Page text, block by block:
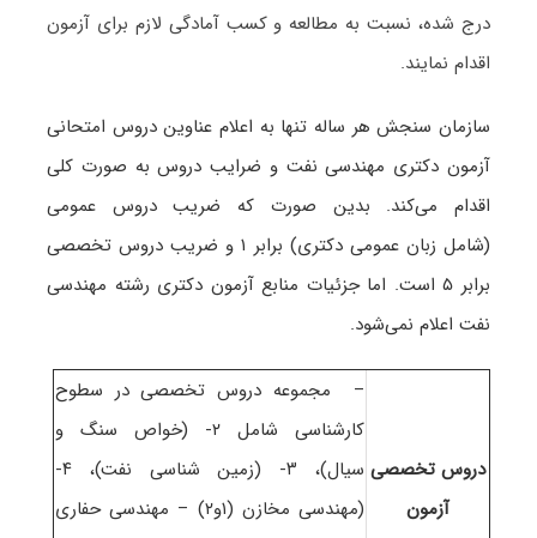
درج شده، نسبت به مطالعه و کسب آمادگی لازم برای آزمون
اقدام نمایند.
سازمان سنجش هر ساله تنها به اعلام عناوین دروس امتحانی
آزمون دکتری مهندسی نفت و ضرایب دروس به صورت کلی
اقدام می‌کند. بدین صورت که ضریب دروس عمومی
(شامل زبان عمومی دکتری) برابر ۱ و ضریب دروس تخصصی
برابر ۵ است
. اما جزئیات منابع آزمون دکتری رشته مهندسی
نفت اعلام نمی‌شود.
دروس تخصصی
آزمون
– مجموعه دروس تخصصی در سطوح
کارشناسی شامل ۲- (خواص سنگ و
سیال)، ۳- (زمین شناسی نفت)، ۴-
(مهندسی مخازن (۱و۲) – مهندسی حفاری